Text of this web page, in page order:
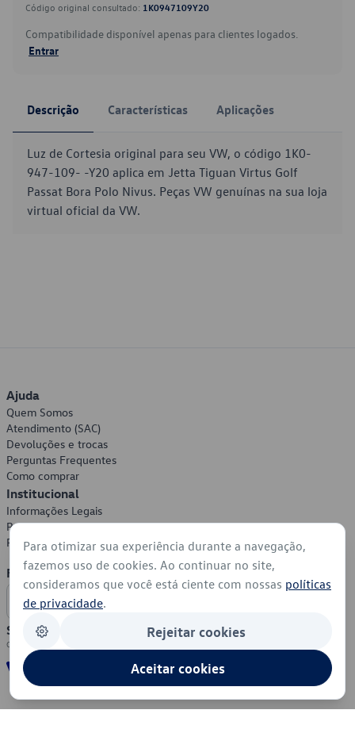
Código original consultado: 1K0947109Y20
Compatibilidade disponível apenas para clientes logados.
Entrar
Descrição Características Aplicações
Luz de Cortesia original para seu VW, o código 1K0-
947-109- -Y20 aplica em Jetta Tiguan Virtus Golf
Passat Bora Polo Nivus. Peças VW genuínas na sua loja
virtual oficial da VW.
Ajuda
Quem Somos
Atendimento (SAC)
Devoluções e trocas
Perguntas Frequentes
Como comprar
Institucional
Informações Legais
Política de Privacidade
Política de Cookies
Formas de Pagamento
Segurança
Para otimizar sua experiência durante a navegação,
fazemos uso de cookies. Ao continuar no site,
consideramos que você está ciente com nossas políticas
de privacidade.
Rejeitar cookies
Aceitar cookies